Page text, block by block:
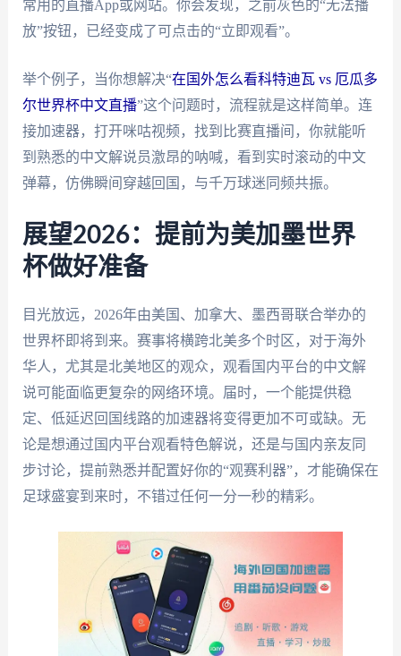
常用的直播App或网站。你会发现，之前灰色的“无法播
放”按钮，已经变成了可点击的“立即观看”。
举个例子，当你想解决“在国外怎么看科特迪瓦 vs 厄瓜多
尔世界杯中文直播”这个问题时，流程就是这样简单。连
接加速器，打开咪咕视频，找到比赛直播间，你就能听
到熟悉的中文解说员激昂的呐喊，看到实时滚动的中文
弹幕，仿佛瞬间穿越回国，与千万球迷同频共振。
展望2026：提前为美加墨世界
杯做好准备
目光放远，2026年由美国、加拿大、墨西哥联合举办的
世界杯即将到来。赛事将横跨北美多个时区，对于海外
华人，尤其是北美地区的观众，观看国内平台的中文解
说可能面临更复杂的网络环境。届时，一个能提供稳
定、低延迟回国线路的加速器将变得更加不可或缺。无
论是想通过国内平台观看特色解说，还是与国内亲友同
步讨论，提前熟悉并配置好你的“观赛利器”，才能确保在
足球盛宴到来时，不错过任何一分一秒的精彩。